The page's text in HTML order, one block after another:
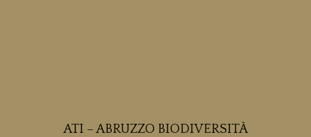
ATI – ABRUZZO BIODIVERSITÀ